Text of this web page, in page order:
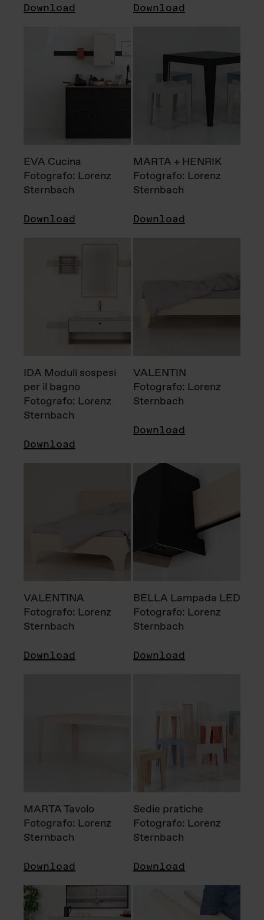
Download Download
EVA Cucina
Fotografo: Lorenz
Sternbach
Download
MARTA + HENRIK
Fotografo: Lorenz
Sternbach
Download
IDA Moduli sospesi
per il bagno
Fotografo: Lorenz
Sternbach
Download
VALENTIN
Fotografo: Lorenz
Sternbach
Download
VALENTINA
Fotografo: Lorenz
Sternbach
Download
BELLA Lampada LED
Fotografo: Lorenz
Sternbach
Download
MARTA Tavolo
Fotografo: Lorenz
Sternbach
Download
Sedie pratiche
Fotografo: Lorenz
Sternbach
Download